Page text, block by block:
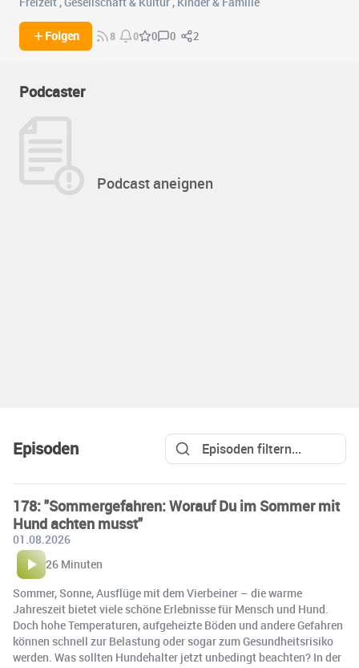
Folgen 8 0 0 0 2
Podcaster
Podcast aneignen
Episoden
178: "Sommergefahren: Worauf Du im Sommer mit
Hund achten musst"
01.08.2026
26 Minuten
Sommer, Sonne, Ausflüge mit dem Vierbeiner – die warme
Jahreszeit bietet viele schöne Erlebnisse für Mensch und Hund.
Doch hohe Temperaturen, aufgeheizte Böden und andere Gefahren
können schnell zur Belastung oder sogar zum Gesundheitsrisiko
werden. Was sollten Hundehalter jetzt unbedingt beachten? In der